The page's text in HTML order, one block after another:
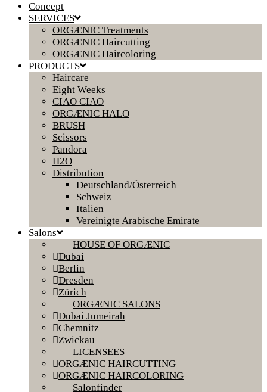
Concept
SERVICES
ORGÆNIC Treatments
ORGÆNIC Haircutting
ORGÆNIC Haircoloring
PRODUCTS
Haircare
Eight Weeks
CIAO CIAO
ORGÆNIC HALO
BRUSH
Scissors
Pandora
H2O
Distribution
Deutschland/Österreich
Schweiz
Italien
Vereinigte Arabische Emirate
Salons
HOUSE OF ORGÆNIC
Dubai
Berlin
Dresden
Zürich
ORGÆNIC SALONS
Dubai Jumeirah
Chemnitz
Zwickau
LICENSEES
ORGÆNIC HAIRCUTTING
ORGÆNIC HAIRCOLORING
Salonfinder